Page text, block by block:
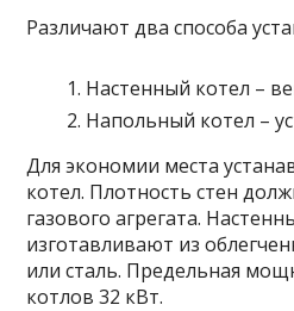
Различают два способа
Настенный котел –
Напольный котел –
Для экономии места
котел. Плотность стен
газового агрегата.
изготавливают из
или сталь. Предельная
котлов 32 кВт.